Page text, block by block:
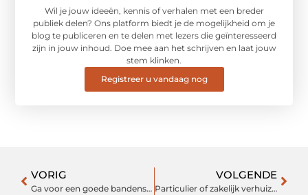
Wil je jouw ideeën, kennis of verhalen met een breder
publiek delen? Ons platform biedt je de mogelijkheid om je
blog te publiceren en te delen met lezers die geïnteresseerd
zijn in jouw inhoud. Doe mee aan het schrijven en laat jouw
stem klinken.
Registreer u vandaag nog
VORIG
Ga voor een goede bandenservice naar dit autobedrijf in Zwanenburg
VOLGENDE
Particulier of zakelijk verhuizen van of naar ’s-Hertogenbosch